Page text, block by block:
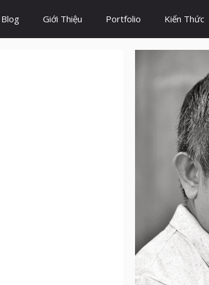
Blog Giới Thiệu Portfolio Kiến Thức